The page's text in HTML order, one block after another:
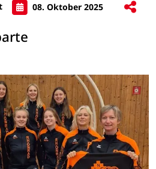
08. Oktober 2025